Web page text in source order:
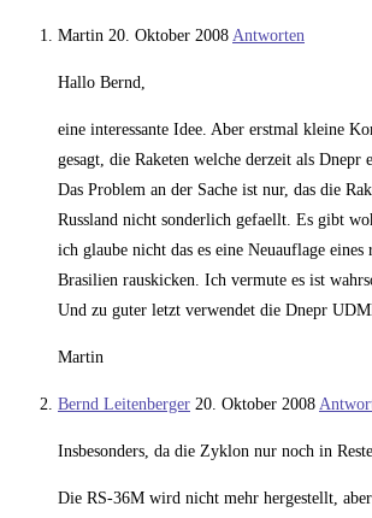
Martin 20. Oktober 2008 Antworten
Hallo Bernd,
eine interessante Idee. Aber erstmal kleine
gesagt, die Raketen welche derzeit als
Das Problem an der Sache ist nur, das die
Russland nicht sonderlich gefaellt. Es gibt
ich glaube nicht das es eine Neuauflage
Brasilien rauskicken. Ich vermute es ist
Und zu guter letzt verwendet die Dnepr
Martin
Bernd Leitenberger 20. Oktober 2008
Insbesonders, da die Zyklon nur noch in
Die RS-36M wird nicht mehr hergestellt,